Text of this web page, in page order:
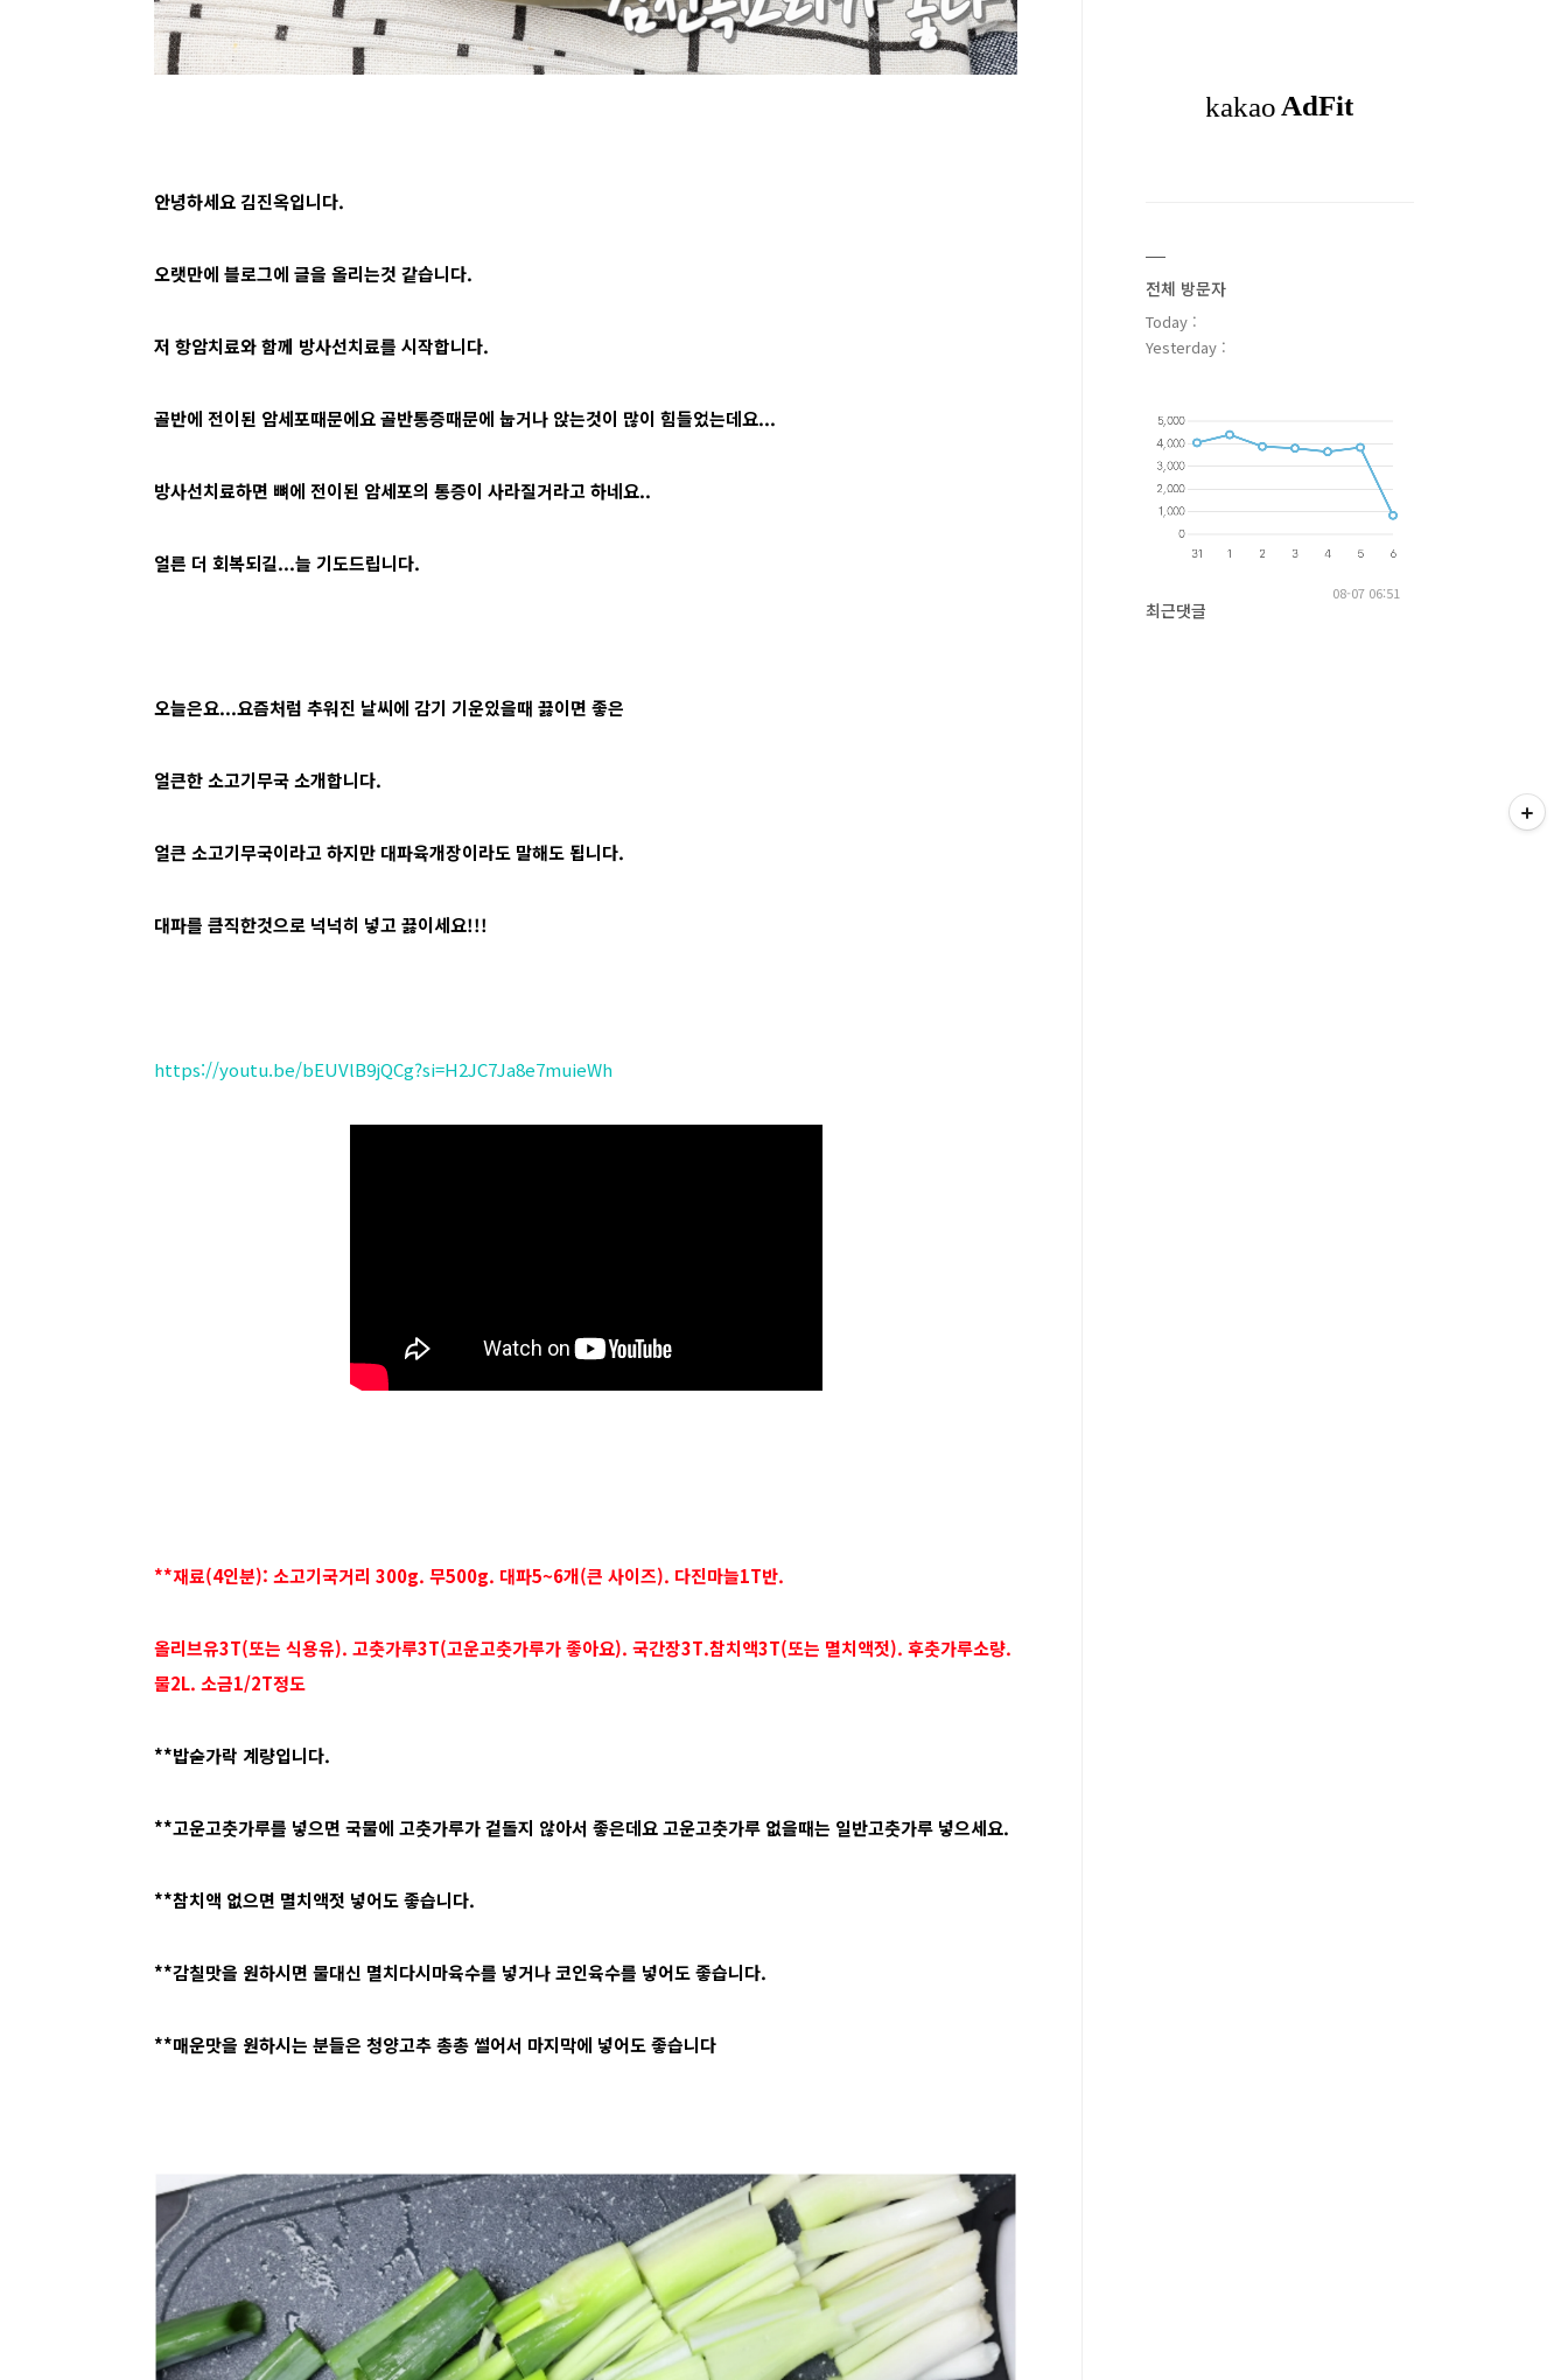
안녕하세요 김진옥입니다.
오랫만에 블로그에 글을 올리는것 같습니다.
저 항암치료와 함께 방사선치료를 시작합니다.
골반에 전이된 암세포때문에요 골반통증때문에 눕거나 앉는것이 많이 힘들었는데요...
방사선치료하면 뼈에 전이된 암세포의 통증이 사라질거라고 하네요..
얼른 더 회복되길...늘 기도드립니다.
오늘은요...요즘처럼 추워진 날씨에 감기 기운있을때 끓이면 좋은
얼큰한 소고기무국 소개합니다.
얼큰 소고기무국이라고 하지만 대파육개장이라도 말해도 됩니다.
대파를 큼직한것으로 넉넉히 넣고 끓이세요!!!
https://youtu.be/bEUVlB9jQCg?si=H2JC7Ja8e7muieWh
**재료(4인분): 소고기국거리 300g. 무500g. 대파5~6개(큰 사이즈). 다진마늘1T반.
올리브유3T(또는 식용유). 고춧가루3T(고운고춧가루가 좋아요). 국간장3T.참치액3T(또는 멸치액젓). 후춧가루소량.
물2L. 소금1/2T정도
**밥숟가락 계량입니다.
**고운고춧가루를 넣으면 국물에 고춧가루가 겉돌지 않아서 좋은데요 고운고춧가루 없을때는 일반고춧가루 넣으세요.
**참치액 없으면 멸치액젓 넣어도 좋습니다.
**감칠맛을 원하시면 물대신 멸치다시마육수를 넣거나 코인육수를 넣어도 좋습니다.
**매운맛을 원하시는 분들은 청양고추 총총 썰어서 마지막에 넣어도 좋습니다
전체 방문자
Today :
Yesterday :
08-07 06:51
최근댓글